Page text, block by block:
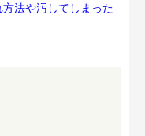
法や汚してしまった